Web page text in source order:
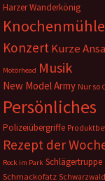
Harzer Wanderkönig
Knochenmühle
Konzert Kurze
Motörhead Musik
New Model Army Nur so
Persönliches
Polizeiübergriffe
Rezept der
Rock im Park Schlägertruppe
Schmackofatz Schwarzwald